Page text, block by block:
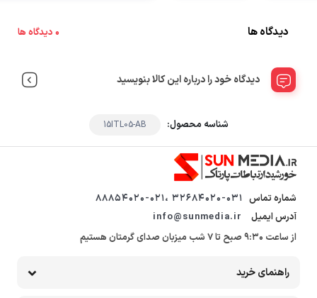
دیدگاه ها 0 دیدگاه ها
دیدگاه خود را درباره این کالا بنویسید
شناسه محصول: 15ITL05-AB
شماره تماس 32684020-031 ،88854020-021
آدرس ایمیل
از ساعت 9:30 صبح تا 7 شب میزبان صدای گرمتان هستیم
راهنمای خرید